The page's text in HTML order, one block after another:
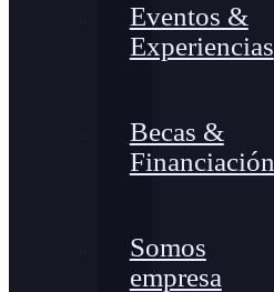
Eventos &
Experiencias
Becas &
Financiación
Somos
empresa